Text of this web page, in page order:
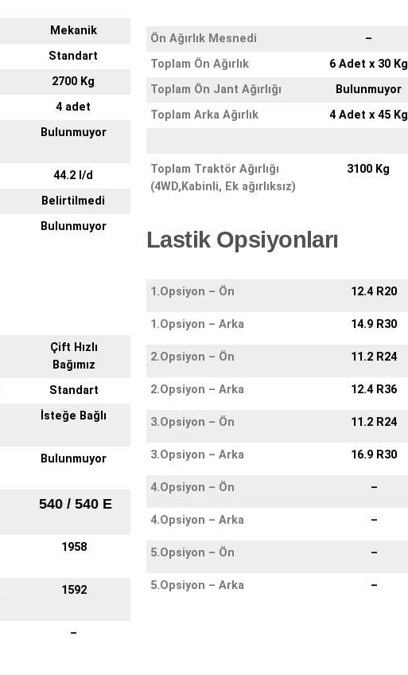
Mekanik
Standart
2700 Kg
4 adet
Bulunmuyor
44.2 l/d
Belirtilmedi
Bulunmuyor
Çift Hızlı
Bağımız
Standart
İsteğe Bağlı
Bulunmuyor
540 / 540 E
1958
1592
–
Ön Ağırlık Mesnedi
–
Toplam Ön Ağırlık
6 Adet x 30 Kg
Toplam Ön Jant Ağırlığı
Bulunmuyor
Toplam Arka Ağırlık
4 Adet x 45 Kg
Toplam Traktör Ağırlığı
(4WD,Kabinli, Ek ağırlıksız)
3100 Kg
Lastik Opsiyonları
1.Opsiyon – Ön 12.4 R20
1.Opsiyon – Arka 14.9 R30
2.Opsiyon – Ön 11.2 R24
2.Opsiyon – Arka 12.4 R36
3.Opsiyon – Ön 11.2 R24
3.Opsiyon – Arka 16.9 R30
4.Opsiyon – Ön –
4.Opsiyon – Arka –
5.Opsiyon – Ön –
5.Opsiyon – Arka –